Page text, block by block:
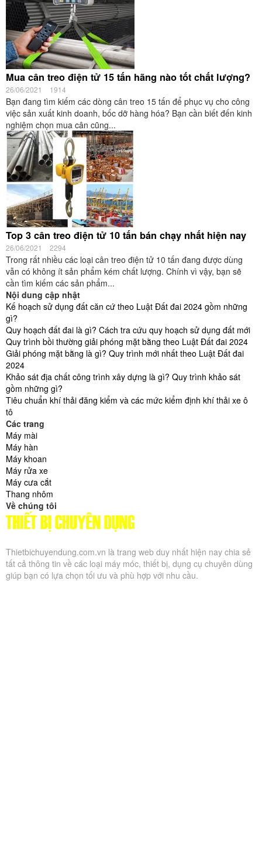
Mua cân treo điện tử 15 tấn hãng nào tốt chất lượng?
26/06/2021 1914
Bạn đang tìm kiếm các dòng cân treo 15 tấn để phục vụ cho công
việc sản xuất kinh doanh, bốc dỡ hàng hóa? Bạn cần biết đến kinh
nghiệm chọn mua cân cũng...
Top 3 cân treo điện tử 10 tấn bán chạy nhất hiện nay
26/06/2021 2294
Trong rất nhiều các loại cân treo điện tử 10 tấn đang được dùng
vẫn có không ít sản phẩm kém chất lượng. Chính vì vậy, bạn sẽ
cần tìm kiếm các sản phẩm...
Nội dung cập nhật
Kế hoạch sử dụng đất căn cứ theo Luật Đất đai 2024 gồm những
gì?
Quy hoạch đất đai là gì? Cách tra cứu quy hoạch sử dụng đất mới
Quy trình bồi thường giải phóng mặt bằng theo Luật Đất đai 2024
Giải phóng mặt bằng là gì? Quy trình mới nhất theo Luật Đất đai
2024
Khảo sát địa chất công trình xây dựng là gì? Quy trình khảo sát
gồm những gì?
Tiêu chuẩn khí thải đăng kiểm và các mức kiểm định khí thải xe ô
tô
Các trang
Máy mài
Máy hàn
Máy khoan
Máy rửa xe
Máy cưa cắt
Thang nhôm
Về chúng tôi
Thietbichuyendung.com.vn là trang web duy nhất hiện nay chia sẻ
tất cả thông tin về các loại máy móc, thiết bị, dụng cụ chuyên dùng
giúp bạn có lựa chọn tối ưu và phù hợp với nhu cầu.